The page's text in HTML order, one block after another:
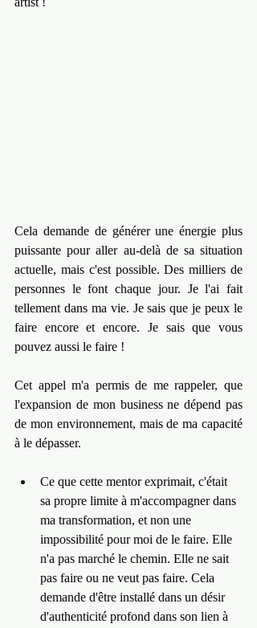
Cela demande de générer une énergie plus
puissante pour aller au-delà de sa situation
actuelle, mais c'est possible. Des milliers de
personnes le font chaque jour. Je l'ai fait
tellement dans ma vie. Je sais que je peux le
faire encore et encore. Je sais que vous
pouvez aussi le faire !
Cet appel m'a permis de me rappeler, que
l'expansion de mon business ne dépend pas
de mon environnement, mais de ma capacité
à le dépasser.
Ce que cette mentor exprimait, c'était
sa propre limite à m'accompagner dans
ma transformation, et non une
impossibilité pour moi de le faire. Elle
n'a pas marché le chemin. Elle ne sait
pas faire ou ne veut pas faire. Cela
demande d'être installé dans un désir
d'authenticité profond dans son lien à